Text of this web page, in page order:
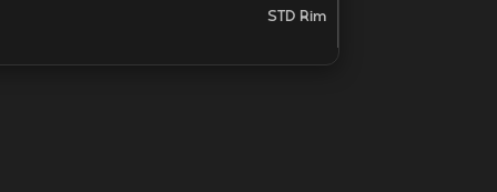
STD Rim